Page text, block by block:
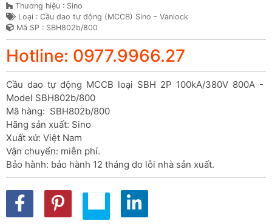
Thương hiệu : Sino
Loại : Cầu dao tự động (MCCB) Sino - Vanlock
Mã SP : SBH802b/800
Hotline: 0977.9966.27
Cầu dao tự động MCCB loại SBH 2P 100kA/380V 800A -
Model SBH802b/800
Mã hàng:  SBH802b/800
Hãng sản xuất: Sino
Xuất xứ: Việt Nam
Vận chuyển: miễn phí.
Bảo hành: bảo hành 12 tháng do lỗi nhà sản xuất.